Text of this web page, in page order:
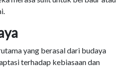
yang berasal dari budaya
terhadap kebiasaan dan